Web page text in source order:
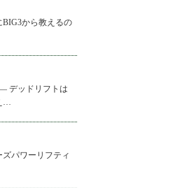
BIG3から教えるの
デッドリフトは
…
ズパワーリフティ